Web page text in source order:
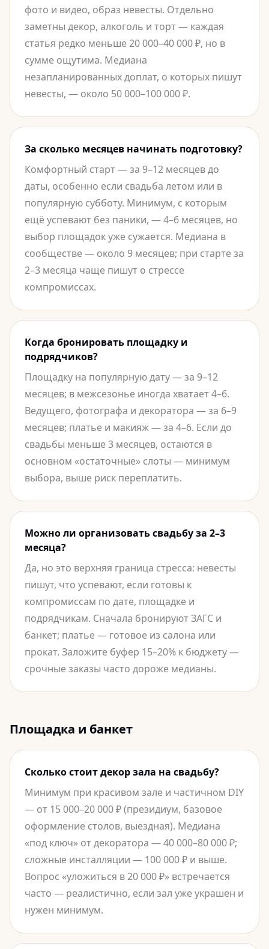
фото и видео, образ невесты. Отдельно
заметны декор, алкоголь и торт — каждая
статья редко меньше 20 000–40 000 ₽, но в
сумме ощутима. Медиана
незапланированных доплат, о которых пишут
невесты, — около 50 000–100 000 ₽.
За сколько месяцев начинать подготовку?
Комфортный старт — за 9–12 месяцев до
даты, особенно если свадьба летом или в
популярную субботу. Минимум, с которым
ещё успевают без паники, — 4–6 месяцев, но
выбор площадок уже сужается. Медиана в
сообществе — около 9 месяцев; при старте за
2–3 месяца чаще пишут о стрессе
компромиссах.
Когда бронировать площадку и
подрядчиков?
Площадку на популярную дату — за 9–12
месяцев; в межсезонье иногда хватает 4–6.
Ведущего, фотографа и декоратора — за 6–9
месяцев; платье и макияж — за 4–6. Если до
свадьбы меньше 3 месяцев, остаются в
основном «остаточные» слоты — минимум
выбора, выше риск переплатить.
Можно ли организовать свадьбу за 2–3
месяца?
Да, но это верхняя граница стресса: невесты
пишут, что успевают, если готовы к
компромиссам по дате, площадке и
подрядчикам. Сначала бронируют ЗАГС и
банкет; платье — готовое из салона или
прокат. Заложите буфер 15–20% к бюджету —
срочные заказы часто дороже медианы.
Площадка и банкет
Сколько стоит декор зала на свадьбу?
Минимум при красивом зале и частичном DIY
— от 15 000–20 000 ₽ (президиум, базовое
оформление столов, выездная). Медиана
«под ключ» от декоратора — 40 000–80 000 ₽;
сложные инсталляции — 100 000 ₽ и выше.
Вопрос «уложиться в 20 000 ₽» встречается
часто — реалистично, если зал уже украшен и
нужен минимум.